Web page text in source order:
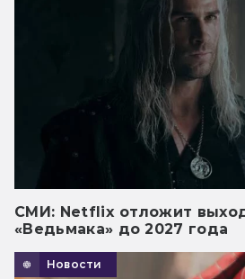
СМИ: Netflix отложит
«Ведьмака» до 2027 года
Новости